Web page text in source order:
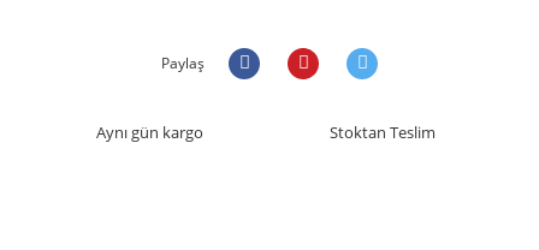
Paylaş
Aynı gün kargo Stoktan Teslim